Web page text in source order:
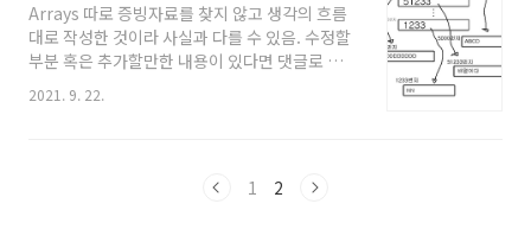
Arrays 따로 증빙자료를 찾지 않고 생각의 흐름
대로 작성한 것이라 사실과 다를 수 있음. 수정할
부분 혹은 추가할만한 내용이 있다면 댓글로 남
겨주세요. — 0 배열은 물론 데이터를 표현하는
기타 자료구조들이 없다고 가정하자. 서로 연관
오늘의 기온 데이터를 적당히 샘플링해서 시간
2021. 9. 22.
1 2